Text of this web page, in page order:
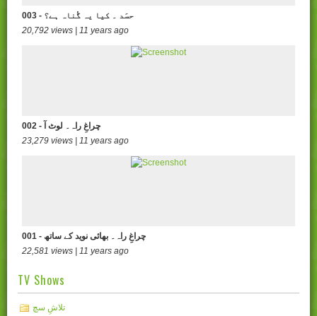
003 - حسَد ۔ کیا یہ گُناہ ہے؟
20,792 views | 11 years ago
002 - چراغِ راہ۔ لوٹ آ
23,279 views | 11 years ago
001 - چراغِ راہ۔ بھائی نوید کے ساتھ
22,581 views | 11 years ago
TV Shows
تلاشِ سچ